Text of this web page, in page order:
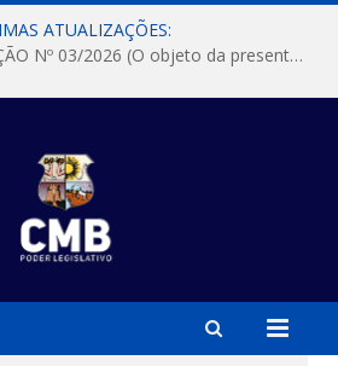
ATUALIZAÇÕES:
DISPENSA DE LICITAÇÃO Nº 03/2026 (O objeto da presente dispensa é a escolha da proposta mais vantajosa para a aquisição, de aparelhos de ar condicionado, tipo Split, com material de instalação e fogão industrial, conforme condições, quantidades e exigências estabelecidas no termo de referencia e neste aviso de contratação direta e seus anexos)